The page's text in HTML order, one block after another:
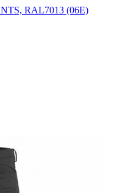
RAL7013 (06E)